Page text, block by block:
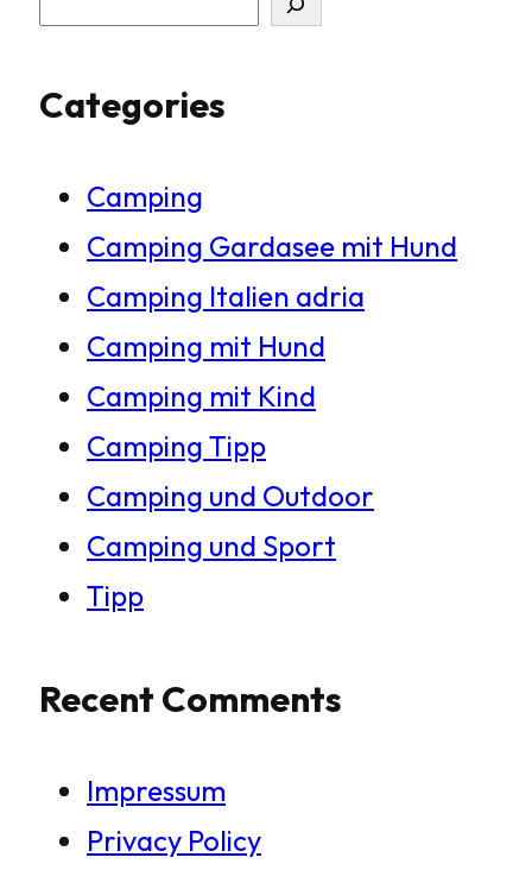
c
Categories
Camping
Camping Gardasee mit Hund
Camping Italien adria
Camping mit Hund
Camping mit Kind
Camping Tipp
Camping und Outdoor
Camping und Sport
Tipp
Recent Comments
Impressum
Privacy Policy